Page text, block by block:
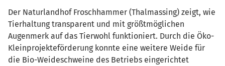
Der Naturlandhof Froschhammer (Thalmassing) zeigt, wie
Tierhaltung transparent und mit größtmöglichen
Augenmerk auf das Tierwohl funktioniert. Durch die Öko-
Kleinprojekteförderung konnte eine weitere Weide für
die Bio-Weideschweine des Betriebs eingerichtet